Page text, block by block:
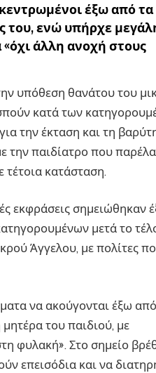
έξω από τα
του, ενώ υπήρχε
άλλη ανοχή στους
υπόθεση θανάτου του
κατά των
την έκταση και τη
την παιδίατρο που
τέτοια κατάσταση.
εκφράσεις σημειώθηκαν
μετά το
Άγγελου, με πολίτες
να ακούγονται έξω
του παιδιού, με
φυλακή». Στο σημείο
επεισόδια και να